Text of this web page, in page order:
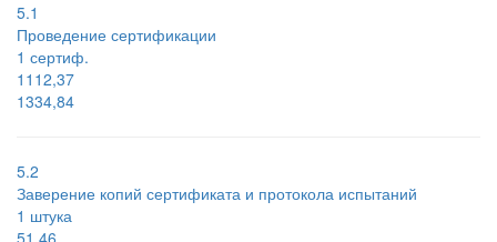
5.1
Проведение сертификации
1 сертиф.
1112,37
1334,84
5.2
Заверение копий сертификата и протокола испытаний
1 штука
51,46